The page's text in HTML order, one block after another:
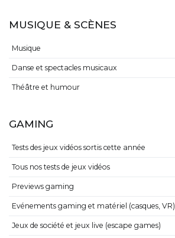
MUSIQUE & SCÈNES
Musique
Danse et spectacles musicaux
Théâtre et humour
GAMING
Tests des jeux vidéos sortis cette année
Tous nos tests de jeux vidéos
Previews gaming
Evénements gaming et matériel (casques, VR)
Jeux de société et jeux live (escape games)